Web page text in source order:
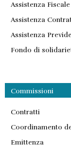
Assistenza Fiscale
Assistenza
Assistenza
Fondo di
Commissioni
Contratti
Coordinamento
Emittenza